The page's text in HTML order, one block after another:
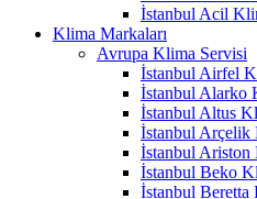
İstanbul Acil
Klima Markaları
Avrupa Klima Servisi
İstanbul Airfel
İstanbul Alarko
İstanbul Altus
İstanbul Arçelik
İstanbul Ariston
İstanbul Beko
İstanbul Beretta